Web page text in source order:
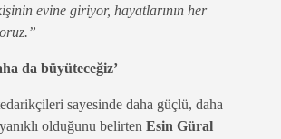
evine giriyor, hayatlarının her
da büyüteceğiz’
sayesinde daha güçlü, daha
olduğunu belirtenEsin Güral